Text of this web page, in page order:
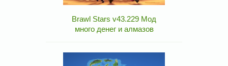
Brawl Stars v43.229 Мод
много денег и алмазов